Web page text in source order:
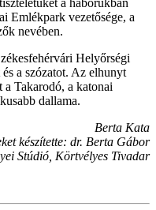
Emlékpark vezetősége, a
nevében.
Helyőrségi
a szózatot. Az elhunyt
a Takarodó, a katonai
dallama.
Berta Kata
készítette: dr. Berta Gábor
Stúdió, Körtvélyes Tivadar